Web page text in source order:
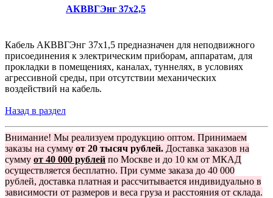
АКВВГЭнг 37х2,5
Кабель АКВВГЭнг 37х1,5 предназначен для неподвижного
присоединения к электрическим приборам, аппаратам, для
прокладки в помещениях, каналах, туннелях, в условиях
агрессивной среды, при отсутствии механических
воздействий на кабель.
Назад в раздел
Внимание! Мы реализуем продукцию оптом. Принимаем
заказы на сумму от 20 тысяч рублей. Доставка заказов на
сумму от 40 000 рублей по Москве и до 10 км от МКАД
осуществляется бесплатно. При сумме заказа до 40 000
рублей, доставка платная и рассчитывается индивидуально в
зависимости от размеров и веса груза и расстояния от склада.